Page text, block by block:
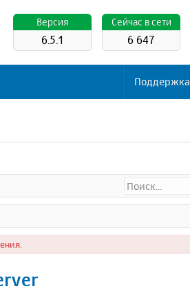
Cейчас в сети
6 647
Версия
6.5.1
Поддержка